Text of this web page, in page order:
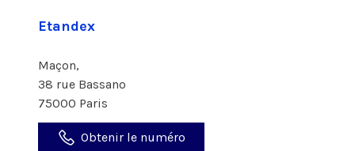
Etandex
Maçon,
38 rue Bassano
75000 Paris
Obtenir le numéro